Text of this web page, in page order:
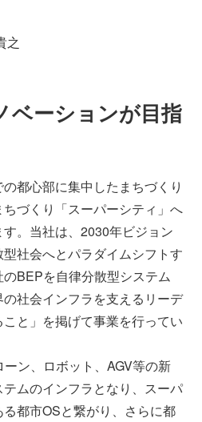
之
ーションが目指
都心部に集中したまちづくり
づくり「スーパーシティ」へ
。当社は、2030年ビジョン
社会へとパラダイムシフトす
BEPを自律分散型システム
社会インフラを支えるリーデ
と」を掲げて事業を行ってい
ン、ロボット、AGV等の新
ムのインフラとなり、スーパ
都市OSと繋がり、さらに都